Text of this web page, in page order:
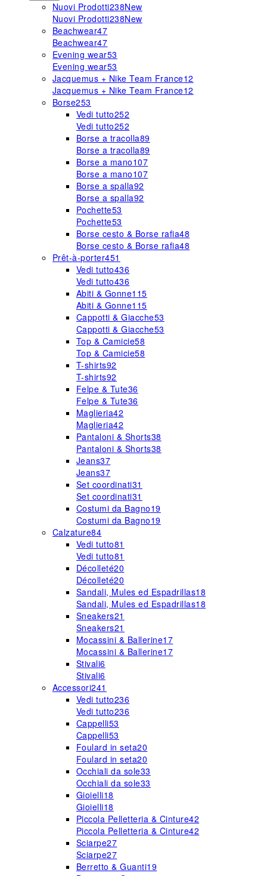
Nuovi Prodotti238New
Nuovi Prodotti238New
Beachwear47
Beachwear47
Evening wear53
Evening wear53
Jacquemus + Nike Team France12
Jacquemus + Nike Team France12
Borse253
Vedi tutto252
Vedi tutto252
Borse a tracolla89
Borse a tracolla89
Borse a mano107
Borse a mano107
Borse a spalla92
Borse a spalla92
Pochette53
Pochette53
Borse cesto & Borse rafia48
Borse cesto & Borse rafia48
Prêt-à-porter451
Vedi tutto436
Vedi tutto436
Abiti & Gonne115
Abiti & Gonne115
Cappotti & Giacche53
Cappotti & Giacche53
Top & Camicie58
Top & Camicie58
T-shirts92
T-shirts92
Felpe & Tute36
Felpe & Tute36
Maglieria42
Maglieria42
Pantaloni & Shorts38
Pantaloni & Shorts38
Jeans37
Jeans37
Set coordinati31
Set coordinati31
Costumi da Bagno19
Costumi da Bagno19
Calzature84
Vedi tutto81
Vedi tutto81
Décolleté20
Décolleté20
Sandali, Mules ed Espadrillas18
Sandali, Mules ed Espadrillas18
Sneakers21
Sneakers21
Mocassini & Ballerine17
Mocassini & Ballerine17
Stivali6
Stivali6
Accessori241
Vedi tutto236
Vedi tutto236
Cappelli53
Cappelli53
Foulard in seta20
Foulard in seta20
Occhiali da sole33
Occhiali da sole33
Gioielli18
Gioielli18
Piccola Pelletteria & Cinture42
Piccola Pelletteria & Cinture42
Sciarpe27
Sciarpe27
Berretto & Guanti19